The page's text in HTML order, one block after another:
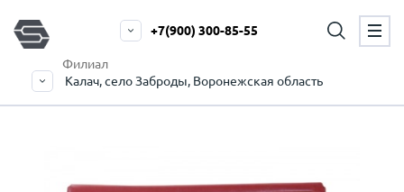
Филиал
Калач, село Заброды, Воронежская область
+7(900) 300-85-55